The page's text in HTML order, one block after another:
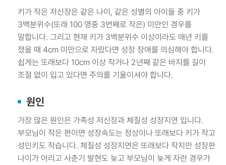
키가 작은 저신장은 같은 나이, 같은 성별의 아이들 중 키가
3백분위수(또래 100 명중 3번째로 작은) 미만인 경우를
말합니다. 그리고 현재 키가 3백분위수 이상이라도 매년 키를
쟀을 때 4cm 미만으로 자랐다면 성장 장애를 의심해야 합니다.
쉽게는 또래보다 10cm 이상 작거나 2년째 같은 바지를 길이
조절 없이 입고 있다면 주의를 기울이셔야 합니다.
원인
가장 많은 원인은 가족성 저신장과 체질성 성장지연 입니다.
부모님이 작은 편이면 성장속도는 정상이나 또래보다 키가 작고
성인키도 작습니다. 체질성 성장지연은 또래보다 작지만 성장판
나이가 어리고 사춘기 발현도 늦고 부모님이 늦게 자란 경우가